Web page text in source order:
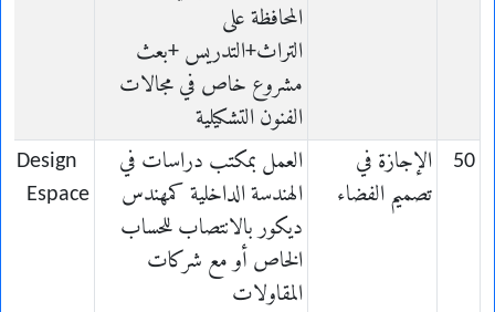
المحافظة على
التراث+التدريس +بعث
مشروع خاص في مجالات
الفنون التشكيلية
50
الإجازة في
تصميم الفضاء
العمل بمكتب دراسات في
الهندسة الداخلية كمهندس
ديكور بالانتصاب للحساب
الخاص أو مع شركات
المقاولات
Design
Espace